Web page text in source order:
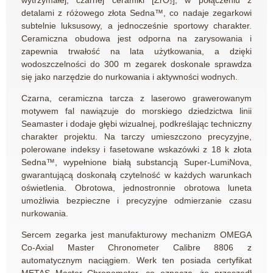
detalami z różowego złota Sedna™, co nadaje zegarkowi
subtelnie luksusowy, a jednocześnie sportowy charakter.
Ceramiczna obudowa jest odporna na zarysowania i
zapewnia trwałość na lata użytkowania, a dzięki
wodoszczelności do 300 m zegarek doskonale sprawdza
się jako narzędzie do nurkowania i aktywności wodnych.
Czarna, ceramiczna tarcza z laserowo grawerowanym
motywem fal nawiązuje do morskiego dziedzictwa linii
Seamaster i dodaje głębi wizualnej, podkreślając techniczny
charakter projektu. Na tarczy umieszczono precyzyjne,
polerowane indeksy i fasetowane wskazówki z 18 k złota
Sedna™, wypełnione białą substancją Super-LumiNova,
gwarantującą doskonałą czytelność w każdych warunkach
oświetlenia. Obrotowa, jednostronnie obrotowa luneta
umożliwia bezpieczne i precyzyjne odmierzanie czasu
nurkowania.
Sercem zegarka jest manufakturowy mechanizm OMEGA
Co-Axial Master Chronometer Calibre 8806 z
automatycznym naciągiem. Werk ten posiada certyfikat